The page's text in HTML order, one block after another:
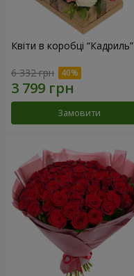
Квіти в коробці “Кадриль”
6 332 грн
Замовити